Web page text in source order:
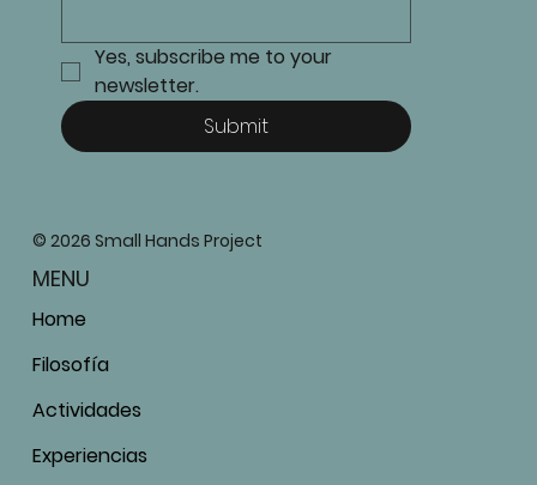
Yes, subscribe me to your
newsletter.
Submit
MENU
Home
Filosofía
Actividades
Experiencias
© 2026 Small Hands Project